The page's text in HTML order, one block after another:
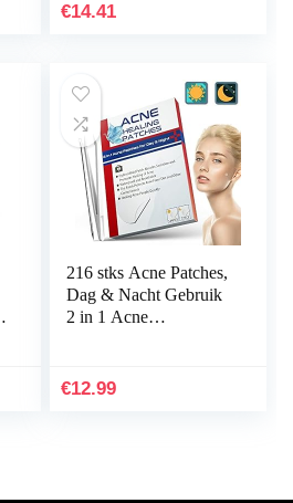
€14.41
216 stks Acne Patches,
Dag & Nacht Gebruik
2 in 1 Acne
Effectieve…
€12.99